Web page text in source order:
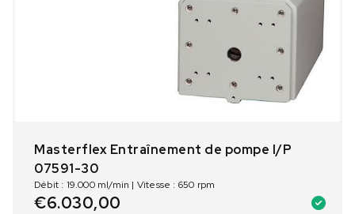
Masterflex Entraînement de pompe I/P
07591-30
Débit : 19.000 ml/min | Vitesse : 650 rpm
€6.030,00